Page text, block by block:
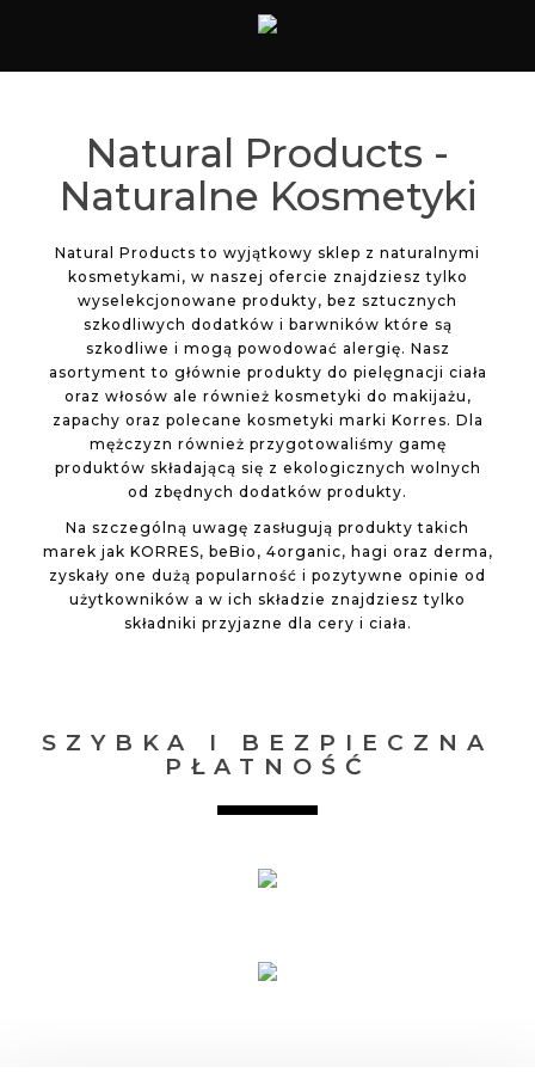
Natural Products -
Naturalne Kosmetyki
Natural Products to wyjątkowy sklep z naturalnymi
kosmetykami, w naszej ofercie znajdziesz tylko
wyselekcjonowane produkty, bez sztucznych
szkodliwych dodatków i barwników które są
szkodliwe i mogą powodować alergię. Nasz
asortyment to głównie produkty do pielęgnacji ciała
oraz włosów ale również kosmetyki do makijażu,
zapachy oraz polecane kosmetyki marki Korres. Dla
mężczyzn również przygotowaliśmy gamę
produktów składającą się z ekologicznych wolnych
od zbędnych dodatków produkty.
Na szczególną uwagę zasługują produkty takich
marek jak KORRES, beBio, 4organic, hagi oraz derma,
zyskały one dużą popularność i pozytywne opinie od
użytkowników a w ich składzie znajdziesz tylko
składniki przyjazne dla cery i ciała.
SZYBKA I BEZPIECZNA
PŁATNOŚĆ